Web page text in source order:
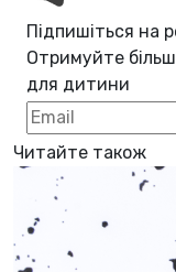
Підпишіться на
Отримуйте
для дитини
Читайте також